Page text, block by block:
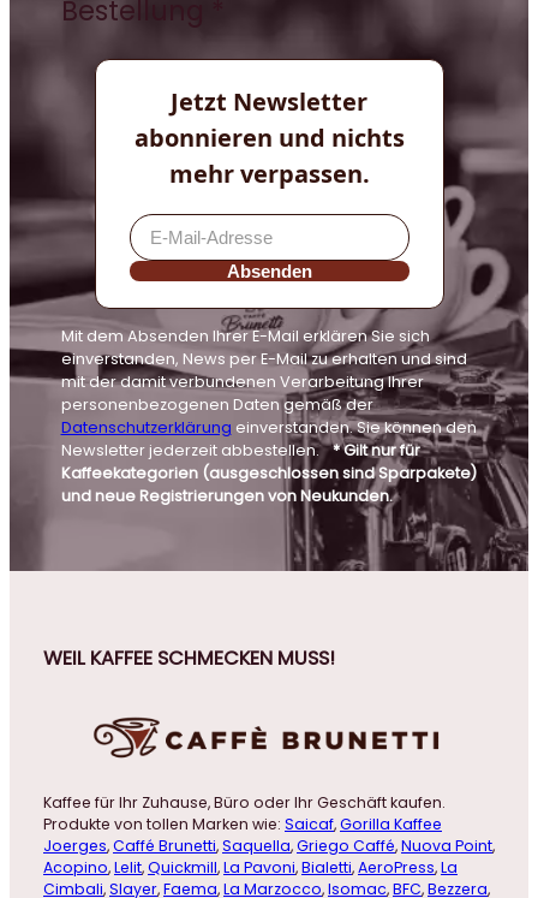
Bestellung *
Jetzt Newsletter
abonnieren und nichts
mehr verpassen.
Absenden
Mit dem Absenden Ihrer E-Mail erklären Sie sich
einverstanden, News per E-Mail zu erhalten und sind
mit der damit verbundenen Verarbeitung Ihrer
personenbezogenen Daten gemäß der
Datenschutzerklärung einverstanden. Sie können den
Newsletter jederzeit abbestellen.* Gilt nur für
Kaffeekategorien (ausgeschlossen sind Sparpakete)
und neue Registrierungen von Neukunden.
WEIL KAFFEE SCHMECKEN MUSS!
Kaffee für Ihr Zuhause, Büro oder Ihr Geschäft kaufen.
Produkte von tollen Marken wie: Saicaf,Gorilla Kaffee
Joerges,Caffé Brunetti,Saquella,Griego Caffé,Nuova Point,
Acopino,Lelit,Quickmill,La Pavoni,Bialetti,AeroPress,La
Cimbali,Slayer,Faema,La Marzocco,Isomac,BFC,Bezzera,